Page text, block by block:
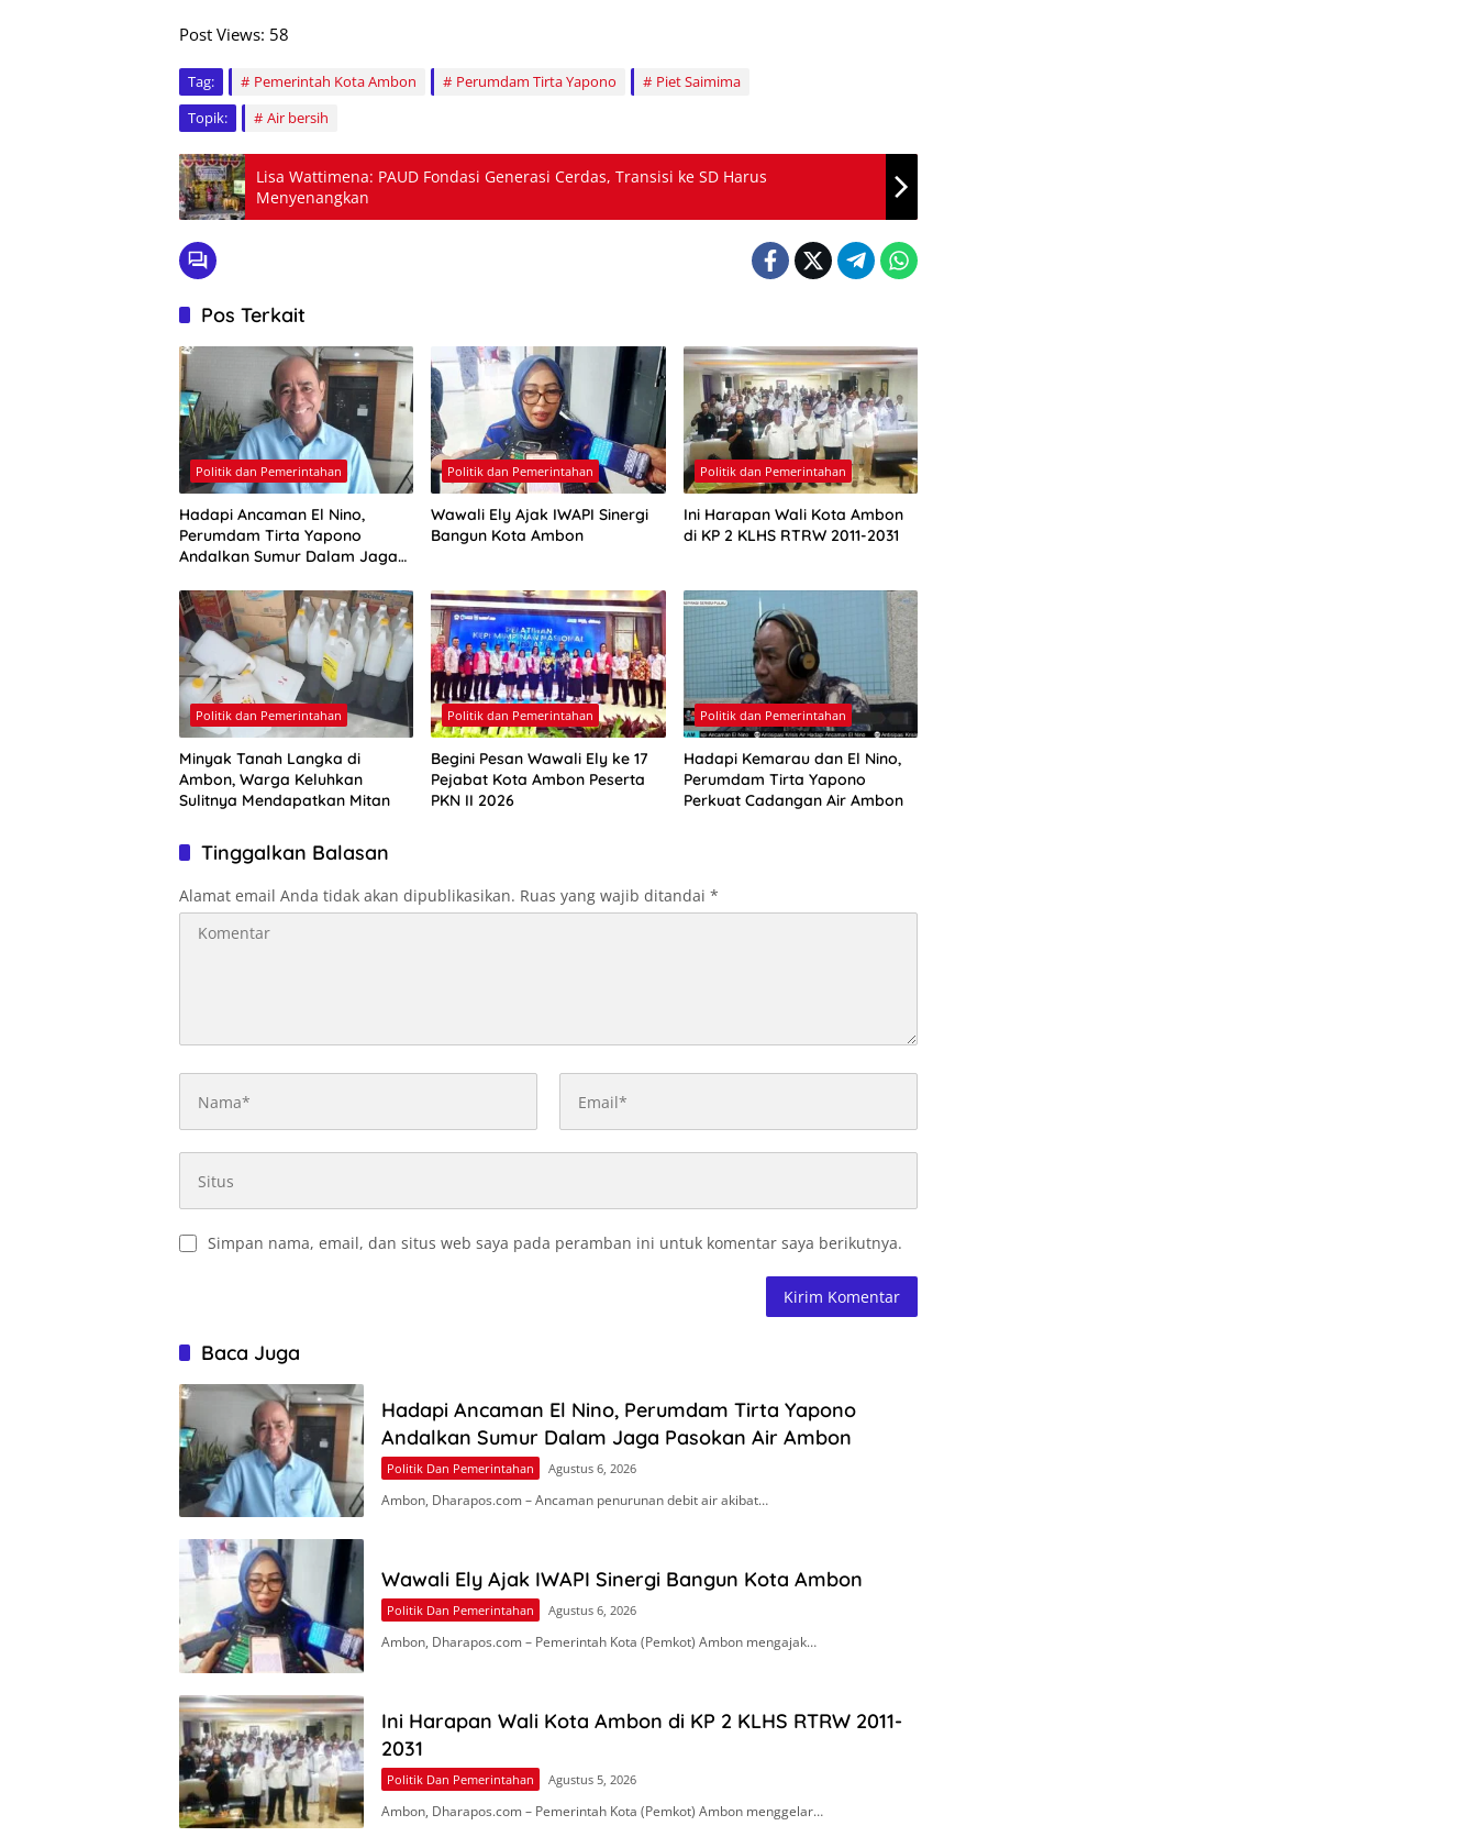
Post Views: 58
Tag: Pemerintah Kota Ambon Perumdam Tirta Yapono
Piet Saimima
Topik:
Air bersih
Lisa Wattimena: PAUD Fondasi Generasi Cerdas, Transisi ke SD Harus
Menyenangkan
Pos Terkait
Politik dan Pemerintahan
Hadapi Ancaman El Nino,
Perumdam Tirta Yapono
Andalkan Sumur Dalam Jaga
Politik dan Pemerintahan
Wawali Ely Ajak IWAPI Sinergi
Bangun Kota Ambon
Politik dan Pemerintahan
Ini Harapan Wali Kota Ambon
di KP 2 KLHS RTRW 2011-2031
Politik dan Pemerintahan
Minyak Tanah Langka di
Ambon, Warga Keluhkan
Sulitnya Mendapatkan Mitan
Politik dan Pemerintahan
Begini Pesan Wawali Ely ke 17
Pejabat Kota Ambon Peserta
PKN II 2026
Politik dan Pemerintahan
Hadapi Kemarau dan El Nino,
Perumdam Tirta Yapono
Perkuat Cadangan Air Ambon
Tinggalkan Balasan
Alamat email Anda tidak akan dipublikasikan. Ruas yang wajib ditandai *
Simpan nama, email, dan situs web saya pada peramban ini untuk komentar saya berikutnya.
Baca Juga
Hadapi Ancaman El Nino, Perumdam Tirta Yapono
Andalkan Sumur Dalam Jaga Pasokan Air Ambon
Politik Dan Pemerintahan Agustus 6, 2026
Ambon, Dharapos.com – Ancaman penurunan debit air akibat…
Wawali Ely Ajak IWAPI Sinergi Bangun Kota Ambon
Politik Dan Pemerintahan Agustus 6, 2026
Ambon, Dharapos.com – Pemerintah Kota (Pemkot) Ambon mengajak…
Ini Harapan Wali Kota Ambon di KP 2 KLHS RTRW 2011-
2031
Politik Dan Pemerintahan Agustus 5, 2026
Ambon, Dharapos.com – Pemerintah Kota (Pemkot) Ambon menggelar…